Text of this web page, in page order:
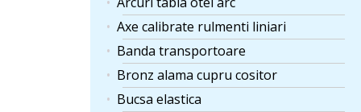
Axe calibrate rulmenti liniari
Banda transportoare
Bronz alama cupru cositor
Bucsa elastica